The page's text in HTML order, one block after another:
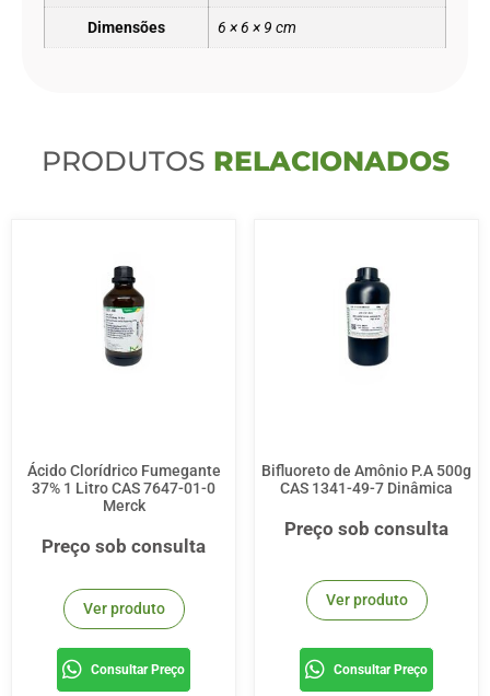
Dimensões 6 × 6 × 9 cm
PRODUTOS RELACIONADOS
Ácido Clorídrico Fumegante
37% 1 Litro CAS 7647-01-0
Merck
Preço sob consulta
Ver produto
Consultar Preço
Bifluoreto de Amônio P.A 500g
CAS 1341-49-7 Dinâmica
Preço sob consulta
Ver produto
Consultar Preço